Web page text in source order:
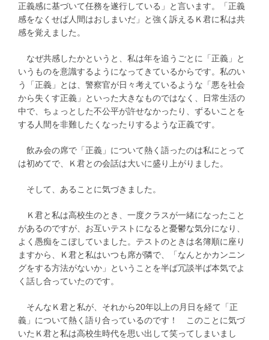
正義感に基づいて任務を遂行している」と言います。「正義
感をなくせば人間はおしまいだ」と強く訴えるＫ君に私は共
感を覚えました。
なぜ共感したかというと、私は年を追うごとに「正義」と
いうものを意識するようになってきているからです。私のい
う「正義」とは、警察官が日々考えているような「悪を社会
から失くす正義」といった大きなものではなく、日常生活の
中で、ちょっとした不公平が許せなかったり、ずるいことを
する人間を非難したくなったりするような正義です。
飲み会の席で「正義」について熱く語ったのは私にとって
は初めてで、Ｋ君との会話は大いに盛り上がりました。
そして、あることに気づきました。
Ｋ君と私は高校生のとき、一度クラスが一緒になったこと
があるのですが、お互いテストになると憂鬱な気分になり、
よく愚痴をこぼしていました。テストのときは名簿順に座り
ますから、Ｋ君と私はいつも席が隣で、「なんとかカンニン
グをする方法がないか」ということを半ば冗談半ば本気でよ
く話し合っていたのです。
そんなＫ君と私が、それから20年以上の月日を経て「正
義」について熱く語り合っているのです！ このことに気づ
いたＫ君と私は高校生時代を思い出して笑ってしまいまし